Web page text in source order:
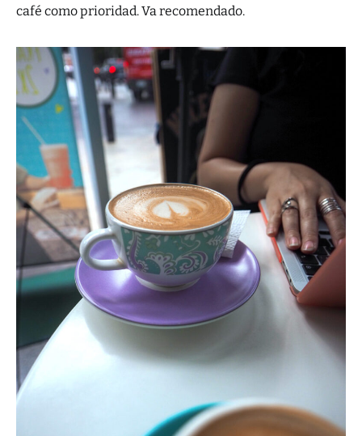
café como prioridad. Va recomendado.